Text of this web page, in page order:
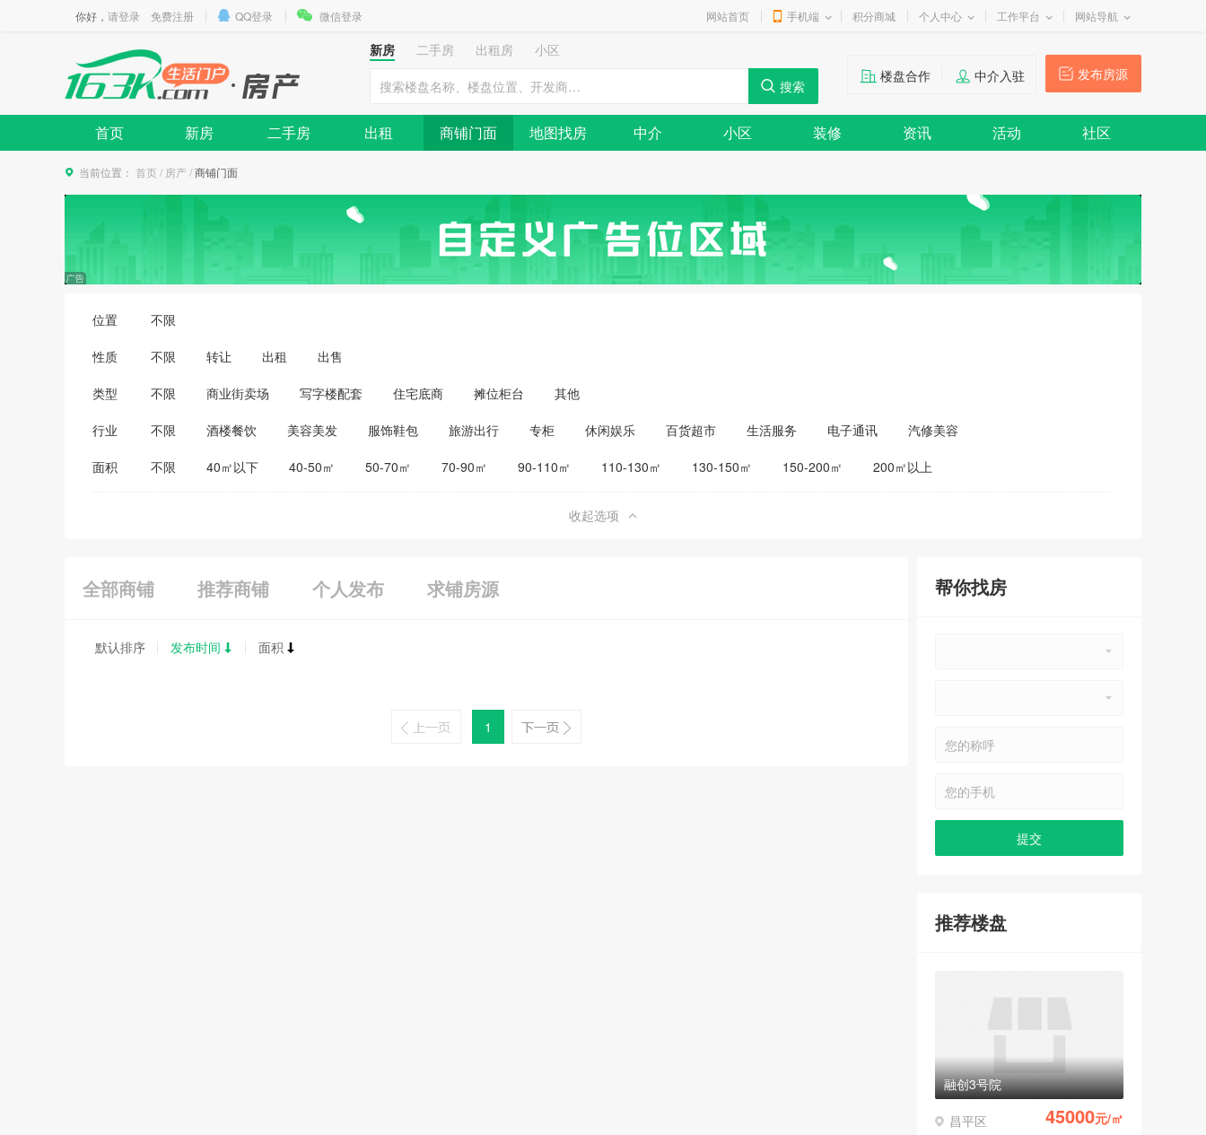
你好， 请登录 免费注册 QQ登录 微信登录 网站首页 手机端 积分商城 个人中心 工作平台 网站导航
新房 二手房 出租房
小区
发布房源
楼盘合作 中介入驻
首页 新房 二手房 出租 商铺门面 地图找房 中介 小区 装修 资讯 活动 社区
当前位置： 首页 / 房产/商铺门面
位置 不限
性质 不限 转让 出租 出售
类型 不限 商业街卖场 写字楼配套 住宅底商 摊位柜台 其他
行业 不限 酒楼餐饮 美容美发 服饰鞋包 旅游出行 专柜 休闲娱乐 百货超市 生活服务 电子通讯
汽修美容
医药保健
家居建材
面积 不限 40㎡以下 40-50㎡ 50-70㎡ 70-90㎡ 90-110㎡ 110-130㎡ 130-150㎡ 150-200㎡ 200㎡以上
收起选项
全部商铺 推荐商铺 个人发布 求铺房源
默认排序 发布时间 面积
1
帮你找房
推荐楼盘
融创3号院
昌平区 45000元/㎡